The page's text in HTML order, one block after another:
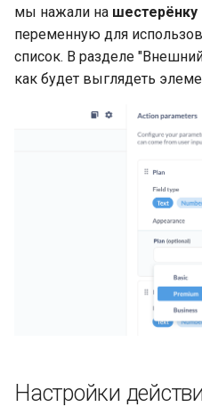
мы нажали на шестерёнку
переменную для
список. В разделе
как будет выглядеть
Настройки